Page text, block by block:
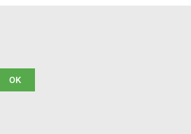
OK